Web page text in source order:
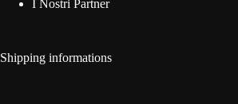
I Nostri Partner
Shipping informations